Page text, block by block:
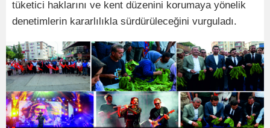
tüketici haklarını ve kent düzenini korumaya yönelik
denetimlerin kararlılıkla sürdürüleceğini vurguladı.